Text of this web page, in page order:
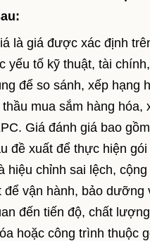
là giá được xác định
yếu tố kỹ thuật, tài
để so sánh, xếp hạng
mua sắm hàng hóa,
Giá đánh giá bao
đề xuất để thực hiện gói
hiệu chỉnh sai lệch,
để vận hành, bảo dưỡng
đến tiến độ, chất
hoặc công trình thuộc